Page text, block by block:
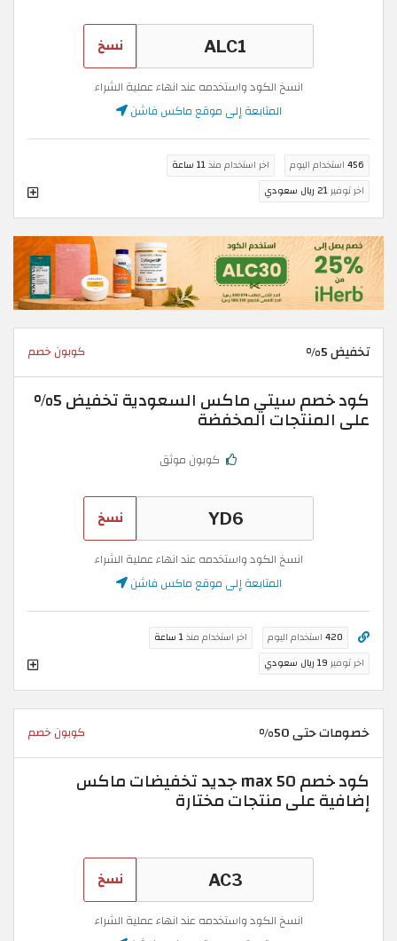
نسخ
انسخ الكود واستخدمه عند انهاء عملية الشراء
المتابعة إلى موقع ماكس فاشن
456 استخدام اليوم اخر استخدام منذ11 ساعة
اخر توفير21 ريال سعودي
تخفيض 5% كوبون خصم
كود خصم سيتي ماكس السعودية تخفيض 5%
على المنتجات المخفضة
كوبون موثق
نسخ
انسخ الكود واستخدمه عند انهاء عملية الشراء
المتابعة إلى موقع ماكس فاشن
420 استخدام اليوم اخر استخدام منذ1 ساعة
اخر توفير 19 ريال سعودي
خصومات حتى 50% كوبون خصم
كود خصم max 50 جديد تخفيضات ماكس
إضافية على منتجات مختارة
نسخ
انسخ الكود واستخدمه عند انهاء عملية الشراء